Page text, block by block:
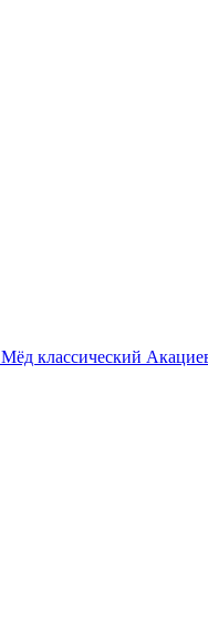
Мёд классический